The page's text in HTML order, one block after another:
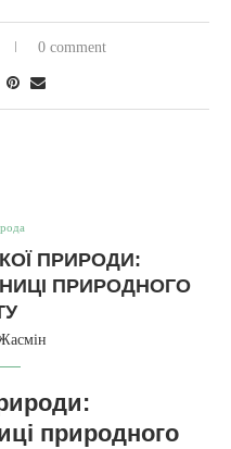
0 comment
ПРИРОДИ:
ПРИРОДНОГО
природного